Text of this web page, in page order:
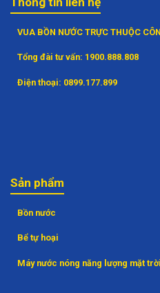
VUA BỒN NƯỚC TRỰC THUỘC
Tổng đài tư vấn: 1900.888.808
Điện thoại: 0899.177.899
Sản phẩm
Bồn nước
Bể tự hoại
Máy nước nóng năng lượng mặt trời